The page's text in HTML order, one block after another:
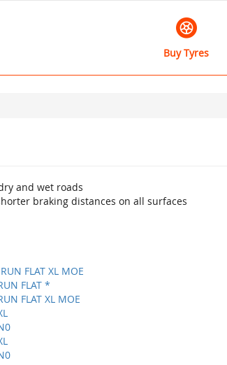
Buy Tyres
and wet roads
braking distances on all surfaces
FLAT XL MOE
FLAT *
FLAT XL MOE